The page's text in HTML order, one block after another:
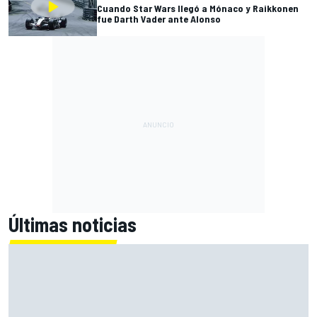
Cuando Star Wars llegó a Mónaco y Raikkonen
fue Darth Vader ante Alonso
Últimas noticias